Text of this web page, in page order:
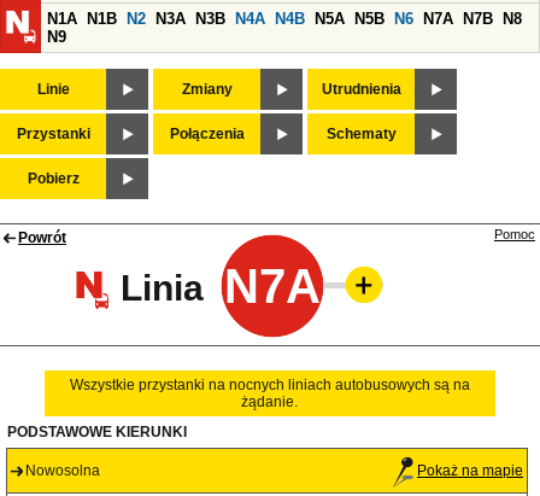
N1A
N1B N2 N3A N3B N4A N4B N5A N5B N6 N7A N7B
N8
N9
Linie Zmiany Utrudnienia
Przystanki Połączenia Schematy
Pobierz
Powrót
Linia N7A
Pomoc
Wszystkie przystanki na nocnych liniach autobusowych są na
żądanie.
PODSTAWOWE KIERUNKI
Nowosolna Pokaż na mapie